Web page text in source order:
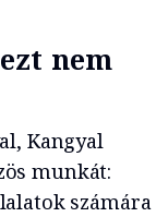
nem
Kangyal
munkát:
számára